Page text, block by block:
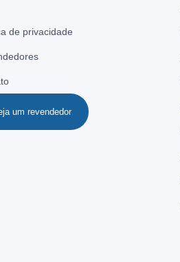
de privacidade
um revendedor